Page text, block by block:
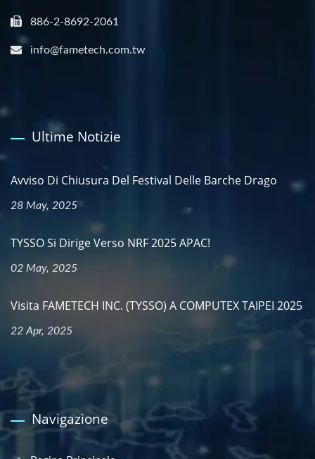
886-2-8692-2061
info@fametech.com.tw
Ultime Notizie
Avviso Di Chiusura Del Festival Delle Barche Drago
28 May, 2025
TYSSO Si Dirige Verso NRF 2025 APAC!
02 May, 2025
Visita FAMETECH INC. (TYSSO) A COMPUTEX TAIPEI 2025
22 Apr, 2025
Navigazione